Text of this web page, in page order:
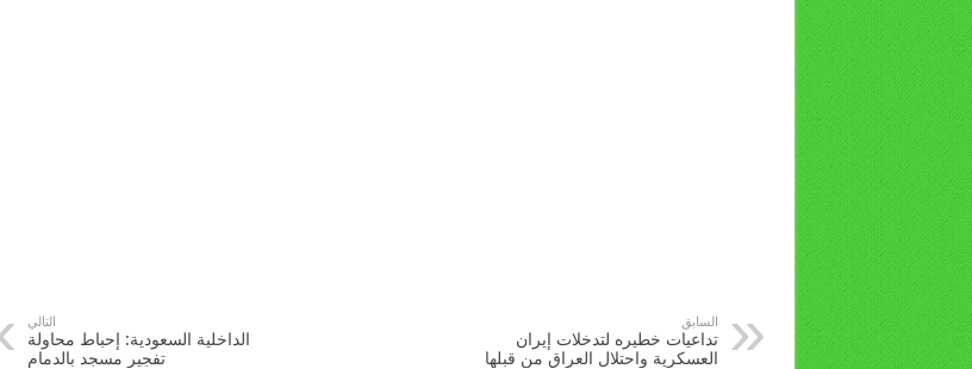
السابق
تداعيات خطيره لتدخلات إيران
العسكرية واحتلال العراق من قبلها
التالي
الداخلية السعودية: إحباط محاولة
تفجير مسجد بالدمام